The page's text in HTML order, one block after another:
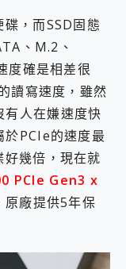
，而SSD固態
、M.2、
度確是相差很
讀寫速度，雖然
有人在嫌速度快
於PCIe的速度最
幾倍，現在就
PCIe Gen3 x
原廠提供5年保